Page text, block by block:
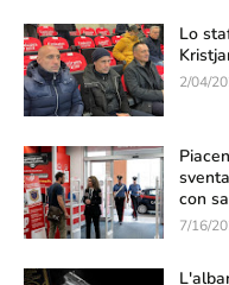
Lo
2/04/
con
7/16/